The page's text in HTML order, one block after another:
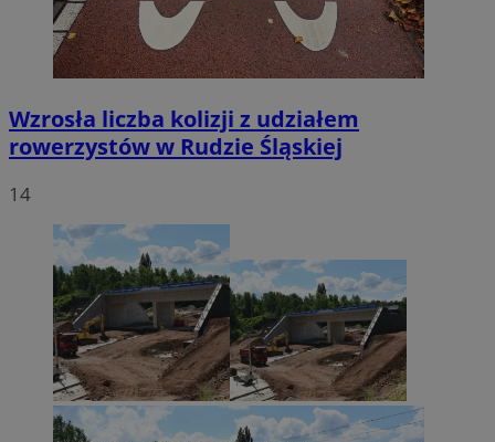
Wzrosła liczba kolizji z udziałem
rowerzystów w Rudzie Śląskiej
14